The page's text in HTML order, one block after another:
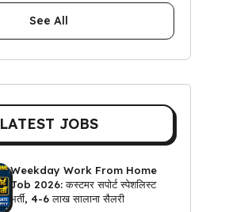
See All
LATEST JOBS
Weekday Work From Home
Job 2026: कस्टमर सपोर्ट स्पेशलिस्ट
भर्ती, 4-6 लाख सालाना सैलरी